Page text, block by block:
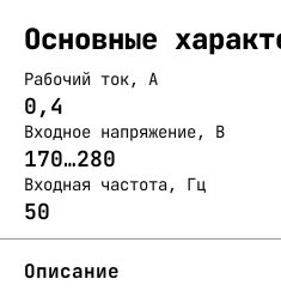
Основные
Рабочий ток, А
0,4
Входное напряжение, В
170…280
Входная частота, Гц
50
Описание